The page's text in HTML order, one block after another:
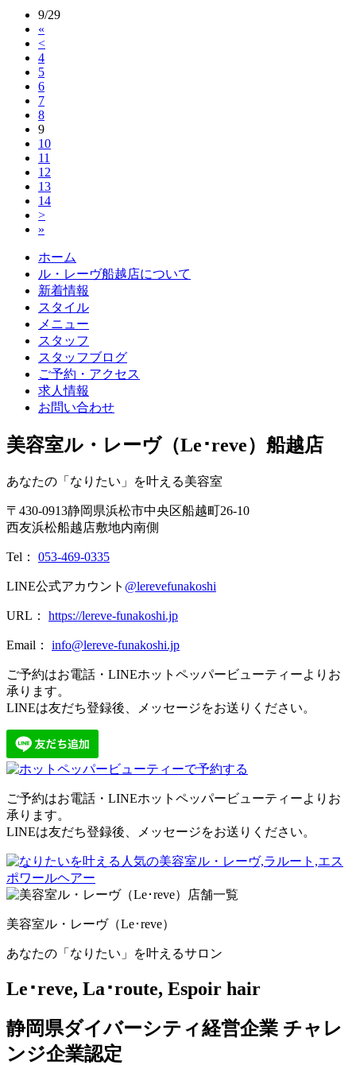
9/29
«
<
4
5
6
7
8
9
10
11
12
13
14
>
»
ホーム
ル・レーヴ船越店について
新着情報
スタイル
メニュー
スタッフ
スタッフブログ
ご予約・アクセス
求人情報
お問い合わせ
美容室ル・レーヴ（Le･reve）船越店
あなたの「なりたい」を叶える美容室
〒 430-0913静岡県浜松市中央区船越町26-10
西友浜松船越店敷地内南側
Tel： 053-469-0335
LINE公式アカウント @lerevefunakoshi
URL： https://lereve-funakoshi.jp
Email： info@lereve-funakoshi.jp
ご予約はお電話・LINEホットペッパービューティーよりお
承ります。
LINEは友だち登録後、メッセージをお送りください。
ご予約はお電話・LINEホットペッパービューティーよりお
承ります。
LINEは友だち登録後、メッセージをお送りください。
美容室ル・レーヴ（Le･reve）
あなたの「なりたい」を叶えるサロン
Le･reve, La･route, Espoir hair
静岡県ダイバーシティ経営企業 チャレ
ンジ企業認定